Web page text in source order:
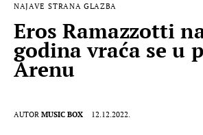
MUSIC BOX
NAJAVE STRANA GLAZBA
Eros Ramazzotti
godina vraća se u
Arenu
AUTOR MUSIC BOX 12.12.2022.